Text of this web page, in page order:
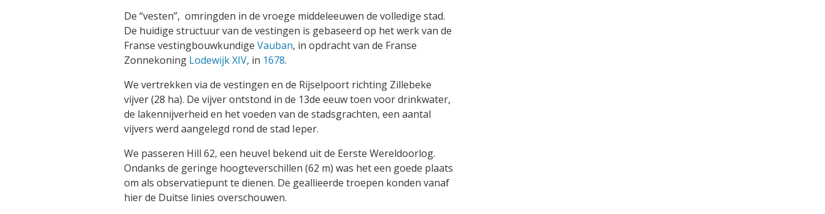
De “vesten”, omringden in de vroege middeleeuwen de volledige stad.
De huidige structuur van de vestingen is gebaseerd op het werk van de
Franse vestingbouwkundige Vauban, in opdracht van de Franse
Zonnekoning Lodewijk XIV, in 1678.
We vertrekken via de vestingen en de Rijselpoort richting Zillebeke
vijver (28 ha). De vijver ontstond in de 13de eeuw toen voor drinkwater,
de lakennijverheid en het voeden van de stadsgrachten, een aantal
vijvers werd aangelegd rond de stad Ieper.
We passeren Hill 62, een heuvel bekend uit de Eerste Wereldoorlog.
Ondanks de geringe hoogteverschillen (62 m) was het een goede plaats
om als observatiepunt te dienen. De geallieerde troepen konden vanaf
hier de Duitse linies overschouwen.